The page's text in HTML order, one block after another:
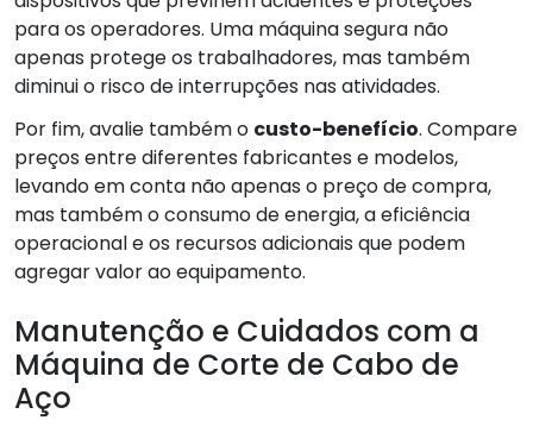
para os operadores. Uma máquina segura não
apenas protege os trabalhadores, mas também
diminui o risco de interrupções nas atividades.
Por fim, avalie também o custo-benefício. Compare
preços entre diferentes fabricantes e modelos,
levando em conta não apenas o preço de compra,
mas também o consumo de energia, a eficiência
operacional e os recursos adicionais que podem
agregar valor ao equipamento.
Manutenção e Cuidados com a
Máquina de Corte de Cabo de
Aço